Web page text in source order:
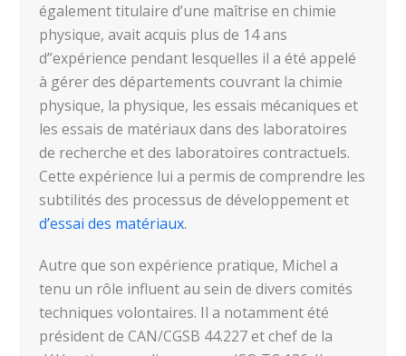
également titulaire d’une maîtrise en chimie
physique, avait acquis plus de 14 ans
d”expérience pendant lesquelles il a été appelé
à gérer des départements couvrant la chimie
physique, la physique, les essais mécaniques et
les essais de matériaux dans des laboratoires
de recherche et des laboratoires contractuels.
Cette expérience lui a permis de comprendre les
subtilités des processus de développement et
d’essai des matériaux.
Autre que son expérience pratique, Michel a
tenu un rôle influent au sein de divers comités
techniques volontaires. Il a notamment été
président de CAN/CGSB 44.227 et chef de la